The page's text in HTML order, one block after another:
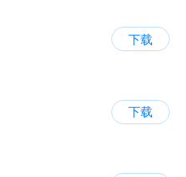
下载
下载